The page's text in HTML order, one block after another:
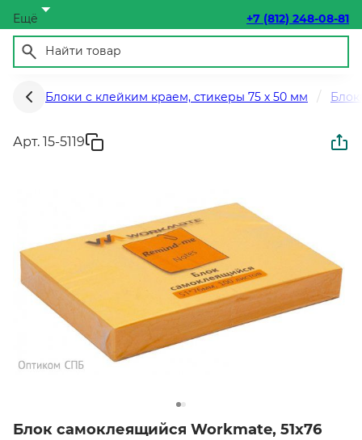
Ещё +7 (812) 248-08-81
Блоки с клейким краем, стикеры 75 х 50 мм
Арт. 15-5119
Блок самоклеящийся Workmate, 51х76